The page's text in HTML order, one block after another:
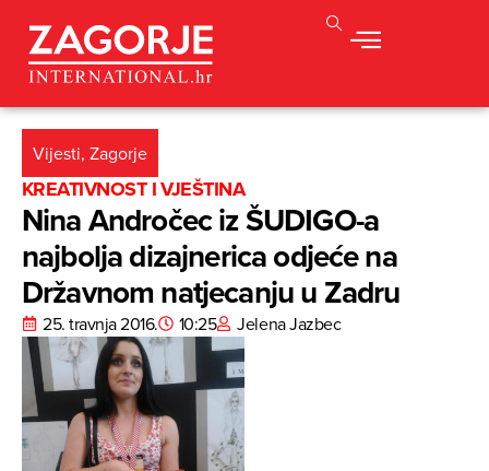
Vijesti, Zagorje
KREATIVNOST I VJEŠTINA
Nina Andročec iz ŠUDIGO-a
najbolja dizajnerica odjeće na
Državnom natjecanju u Zadru
25. travnja 2016. 10:25 Jelena Jazbec